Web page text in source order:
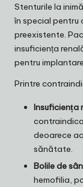
Stenturile la
în special pentru
preexistente.
insuficiența
pentru
Printre
Insuficiența
deoarece
sănătate.
Bolile de
hemofilia,